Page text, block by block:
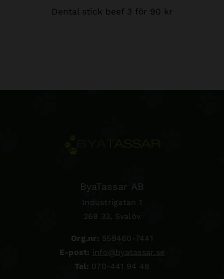
Dental stick beef 3 för 90 kr
ByaTassar AB
Industrigatan 1
268 33, Svalöv
Org.nr: 559460-7441
E-post: info@byatassar.se
Tel: 070-441 94 48